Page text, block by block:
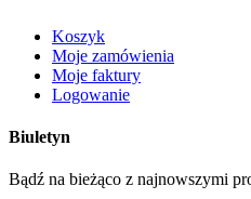
Koszyk
Moje zamówienia
Moje faktury
Logowanie
Biuletyn
Bądź na bieżąco z najnowszymi